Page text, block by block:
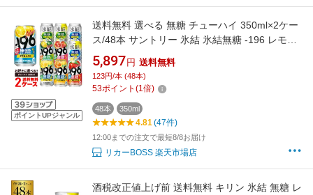
ポイントUPジャンル
送料無料 選べる 無糖 チューハイ 350ml×2ケー
ス/48本 サントリー 氷結 氷結無糖 -196 レモン
GF シークワーサー オレンジ＆レモン 限定
5,897 円 送料無料
123円/本 (48本)
53ポイント (1倍)
48本 350ml
4.81(47件)
12:00までの注文で最短8/8お届け
リカーBOSS 楽天市場店
酒税改正値上げ前 送料無料 キリン 氷結 無糖 レ